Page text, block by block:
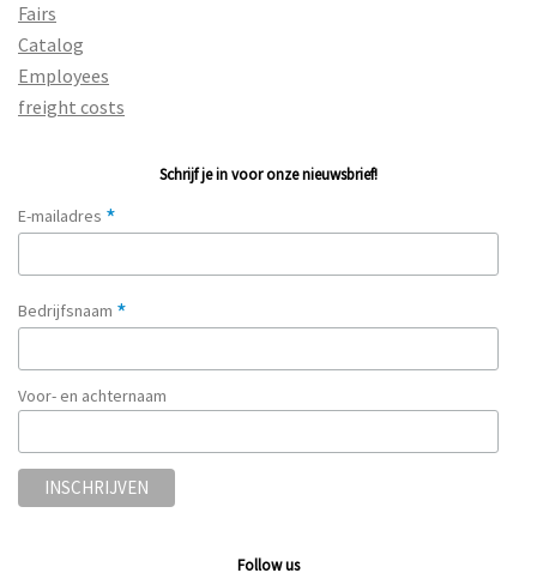
Fairs
Catalog
Employees
freight costs
Schrijf je in voor onze nieuwsbrief!
E-mailadres *
Bedrijfsnaam *
Voor- en achternaam
Follow us